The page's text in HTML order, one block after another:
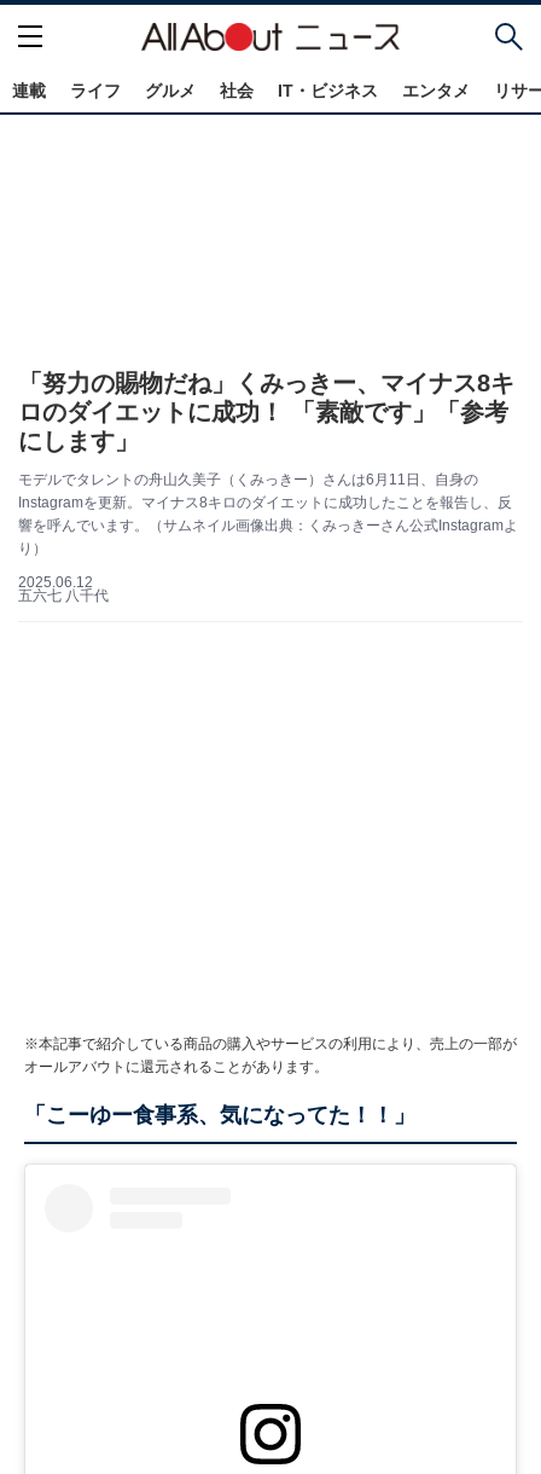
連載 ライフ グルメ 社会 IT・ビジネス エンタメ リサ
「努力の賜物だね」くみっきー、マイナス8キ
ロのダイエットに成功！ 「素敵です」「参考
にします」
モデルでタレントの舟山久美子（くみっきー）さんは6月11日、自身の
Instagramを更新。マイナス8キロのダイエットに成功したことを報告し、反
響を呼んでいます。（サムネイル画像出典：くみっきーさん公式Instagramよ
り）
2025.06.12
五六七 八千代
※本記事で紹介している商品の購入やサービスの利用により、売上の一部が
オールアバウトに還元されることがあります。
「こーゆー食事系、気になってた！！」